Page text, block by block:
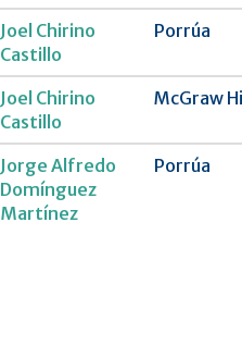
Joel Chirino
Castillo
Porrúa
Joel Chirino
Castillo
McGraw
Jorge Alfredo
Domínguez
Martínez
Porrúa